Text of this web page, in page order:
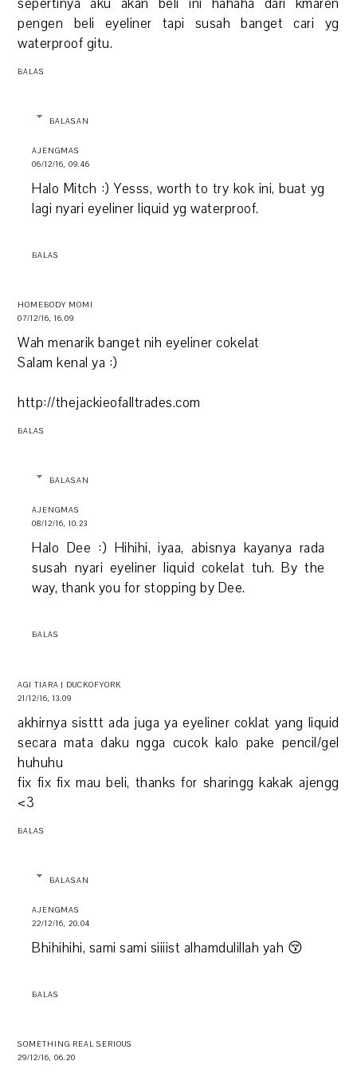
pengen beli eyeliner tapi susah banget cari yg
waterproof gitu.
BALAS
BALASAN
AJENGMAS
06/12/16, 09.46
Halo Mitch :) Yesss, worth to try kok ini, buat yg
lagi nyari eyeliner liquid yg waterproof.
BALAS
HOMEBODY MOMI
07/12/16, 16.09
Wah menarik banget nih eyeliner cokelat
Salam kenal ya :)
http://thejackieofalltrades.com
BALAS
BALASAN
AJENGMAS
08/12/16, 10.23
Halo Dee :) Hihihi, iyaa, abisnya kayanya rada
susah nyari eyeliner liquid cokelat tuh. By the
way, thank you for stopping by Dee.
BALAS
AGI TIARA | DUCKOFYORK
21/12/16, 13.09
akhirnya sisttt ada juga ya eyeliner coklat yang liquid
secara mata daku ngga cucok kalo pake pencil/gel
huhuhu
fix fix fix mau beli, thanks for sharingg kakak ajengg
<3
BALAS
BALASAN
AJENGMAS
22/12/16, 20.04
Bhihihihi, sami sami siiiist alhamdulillah yah 😚
BALAS
SOMETHING REAL SERIOUS
29/12/16, 06.20